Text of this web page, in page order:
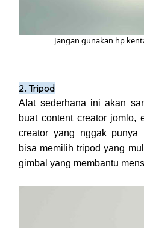
Jangan gunakan hp
2. Tripod
Alat sederhana ini akan
buat content creator jomlo,
creator yang nggak punya
bisa memilih tripod yang
gimbal yang membantu